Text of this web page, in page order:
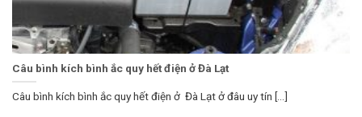
Câu bình kích bình ắc quy hết điện ở Đà Lạt
Câu bình kích bình ắc quy hết điện ở Đà Lạt ở đâu uy tín [...]